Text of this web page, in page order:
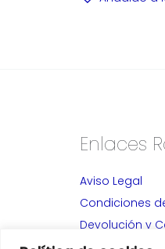
Enlaces
Aviso Legal
Condiciones
Devolución y